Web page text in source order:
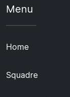
Menu
Home
Squadre